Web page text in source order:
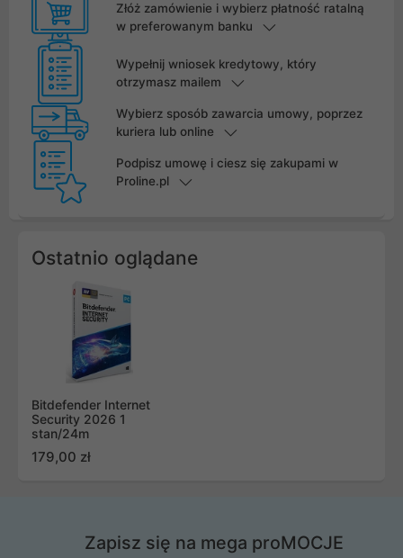
Złóż zamówienie i wybierz płatność ratalną
w preferowanym banku
Wypełnij wniosek kredytowy, który
otrzymasz mailem
Wybierz sposób zawarcia umowy, poprzez
kuriera lub online
Podpisz umowę i ciesz się zakupami w
Proline.pl
Ostatnio oglądane
Bitdefender Internet
Security 2026 1
stan/24m
179,00 zł
Zapisz się na mega proMOCJE